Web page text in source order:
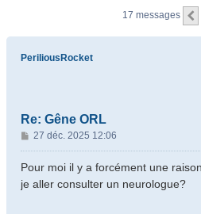
17 messages
PeriliousRocket
Re: Gêne ORL
M
e
s
27 déc. 2025 12:06
Pour moi il y a forcément une
je aller consulter un neurologue?